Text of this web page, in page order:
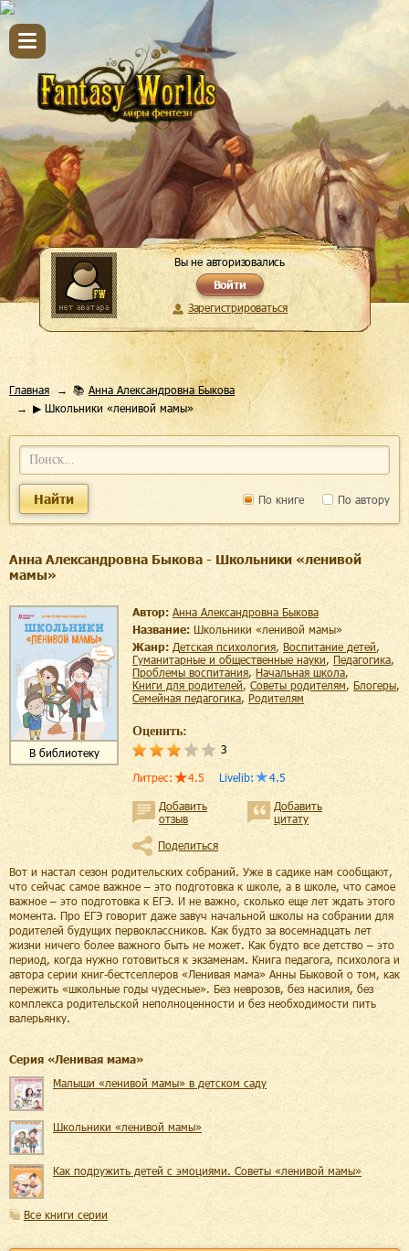
Вы не авторизовались
Войти
Зарегистрироваться
Главная 📚 Анна Александровна Быкова
▶ Школьники «ленивой мамы»
По книге По автору
Найти
Анна Александровна Быкова - Школьники «ленивой
мамы»
В библиотеку
Автор: Анна Александровна Быкова
Название: Школьники «ленивой мамы»
Жанр:
детская психология, воспитание детей,
гуманитарные и общественные науки, педагогика,
проблемы воспитания, начальная школа,
книги для родителей, советы родителям, блогеры,
семейная педагогика, родителям
Оценить:
3
Литрес: 4.5 Livelib: 4.5
Добавить
отзыв
Добавить
цитату
Поделиться
Вот и настал сезон родительских собраний. Уже в садике нам сообщают,
что сейчас самое важное – это подготовка к школе, а в школе, что самое
важное – это подготовка к ЕГЭ. И не важно, сколько еще лет ждать этого
момента. Про ЕГЭ говорит даже завуч начальной школы на собрании для
родителей будущих первоклассников. Как будто за восемнадцать лет
жизни ничего более важного быть не может. Как будто все детство – это
период, когда нужно готовиться к экзаменам. Книга педагога, психолога и
автора серии книг-бестселлеров «Ленивая мама» Анны Быковой о том, как
пережить «школьные годы чудесные». Без неврозов, без насилия, без
комплекса родительской неполноценности и без необходимости пить
валерьянку.
Cерия «Ленивая мама»
Малыши «ленивой мамы» в детском саду
Школьники «ленивой мамы»
Как подружить детей с эмоциями. Советы «ленивой мамы»
Все книги серии